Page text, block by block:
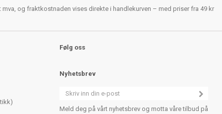
og fraktkostnaden vises direkte i handlekurven – med priser fra 49 kr
Følg oss
Nyhetsbrev
Meld deg på vårt nyhetsbrev og motta våre tilbud på